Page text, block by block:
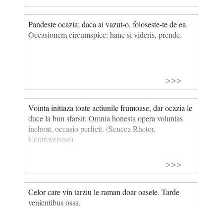
Pandeste ocazia; daca ai vazut-o, foloseste-te de ea.
Occasionem circumspice: hanc si videris, prende.
>>>
Vointa initiaza toate actiunile frumoase, dar ocazia le
duce la bun sfarsit. Omnia honesta opera voluntas
inchoat, occasio perficit. (Seneca Rhetor,
Controversiae)
>>>
Celor care vin tarziu le raman doar oasele. Tarde
venientibus ossa.